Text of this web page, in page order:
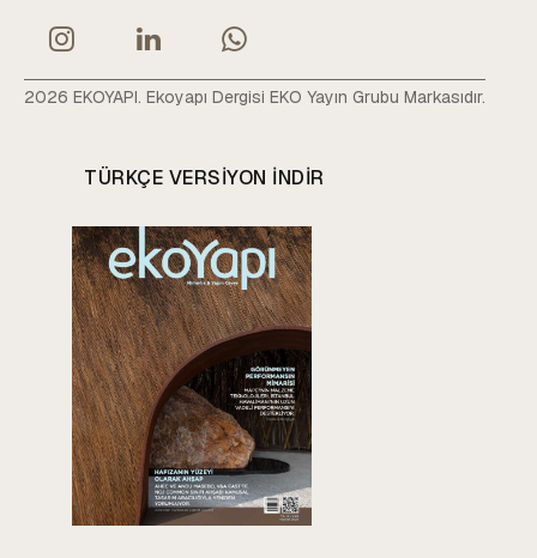
2026 EKOYAPI. Ekoyapı Dergisi EKO Yayın Grubu Markasıdır.
TÜRKÇE VERSIYON INDIR